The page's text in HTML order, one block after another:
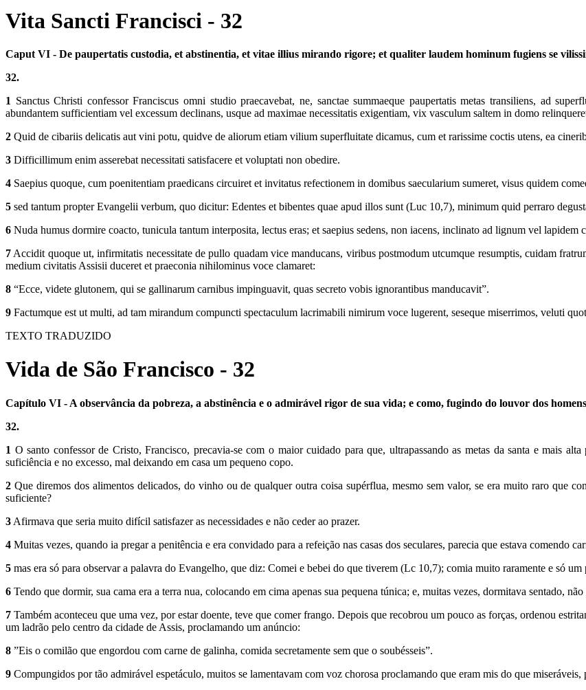
Vita Sancti Francisci - 32
Caput VI - De paupertatis custodia, et abstinentia, et vitae illius mirando rigore; et qualiter laudem hominum fugiens se
32.
1 Sanctus Christi confessor Franciscus omni studio praecavebat, ne, sanctae summaeque paupertatis metas transiliens, ad
abundantem sufficientiam vel excessum declinans, usque ad maximae necessitatis exigentiam, vix vasculum saltem in domo
2 Quid de cibariis delicatis aut vini potu, quidve de aliorum etiam vilium superfluitate dicamus, cum et rarissime coctis utens, ea
3 Difficillimum enim asserebat necessitati satisfacere et voluptati non obedire.
4 Saepius quoque, cum poenitentiam praedicans circuiret et invitatus refectionem in domibus saecularium sumeret, visus quidem
5 sed tantum propter Evangelii verbum, quo dicitur: Edentes et bibentes quae apud illos sunt (Luc 10,7), minimum quid perraro
6 Nuda humus dormire coacto, tunicula tantum interposita, lectus eras; et saepius sedens, non iacens, inclinato ad lignum vel lapidem
7 Accidit quoque ut, infirmitatis necessitate de pullo quadam vice manducans, viribus postmodum utcumque resumptis, cuidam
medium civitatis Assisii duceret et praeconia nihilominus voce clamaret:
8 “Ecce, videte glutonem, qui se gallinarum carnibus impinguavit, quas secreto vobis ignorantibus manducavit”.
9 Factumque est ut multi, ad tam mirandum compuncti spectaculum lacrimabili nimirum voce lugerent, seseque miserrimos, veluti
TEXTO TRADUZIDO
Vida de São Francisco - 32
Capítulo VI - A observância da pobreza, a abstinência e o admirável rigor de sua vida; e como, fugindo do louvor dos
32.
1 O santo confessor de Cristo, Francisco, precavia-se com o maior cuidado para que, ultrapassando as metas da santa e mais
suficiência e no excesso, mal deixando em casa um pequeno copo.
2 Que diremos dos alimentos delicados, do vinho ou de qualquer outra coisa supérflua, mesmo sem valor, se era muito raro que
suficiente?
3 Afirmava que seria muito difícil satisfazer as necessidades e não ceder ao prazer.
4 Muitas vezes, quando ia pregar a penitência e era convidado para a refeição nas casas dos seculares, parecia que estava comendo
5 mas era só para observar a palavra do Evangelho, que diz: Comei e bebei do que tiverem (Lc 10,7); comia muito raramente e só
6 Tendo que dormir, sua cama era a terra nua, colocando em cima apenas sua pequena túnica; e, muitas vezes, dormitava sentado,
7 Também aconteceu que uma vez, por estar doente, teve que comer frango. Depois que recobrou um pouco as forças, ordenou
um ladrão pelo cen­tro da cidade de Assis, proclamando um anúncio:
8 ”Eis o comilão que engordou com carne de galinha, comida secreta­mente sem que o soubésseis”.
9 Compungidos por tão admirável espetáculo, muitos se lamentavam com voz chorosa proclamando que eram mis do que miseráveis,